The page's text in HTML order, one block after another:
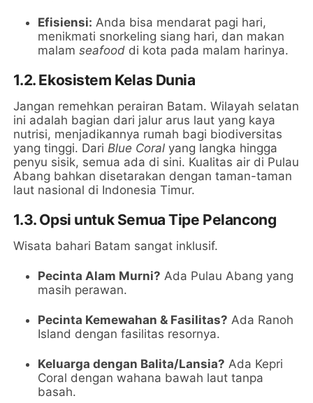
Efisiensi: Anda bisa mendarat pagi hari,
menikmati snorkeling siang hari, dan makan
malamseafood di kota pada malam harinya.
1.2. Ekosistem Kelas Dunia
Jangan remehkan perairan Batam. Wilayah selatan
ini adalah bagian dari jalur arus laut yang kaya
nutrisi, menjadikannya rumah bagi biodiversitas
yang tinggi. Dari Blue Coral yang langka hingga
penyu sisik, semua ada di sini. Kualitas air di Pulau
Abang bahkan disetarakan dengan taman-taman
laut nasional di Indonesia Timur.
1.3. Opsi untuk Semua Tipe Pelancong
Wisata bahari Batam sangat inklusif.
Pecinta Alam Murni? Ada Pulau Abang yang
masih perawan.
Pecinta Kemewahan & Fasilitas? Ada Ranoh
Island dengan fasilitas resornya.
Keluarga dengan Balita/Lansia? Ada Kepri
Coral dengan wahana bawah laut tanpa
basah.